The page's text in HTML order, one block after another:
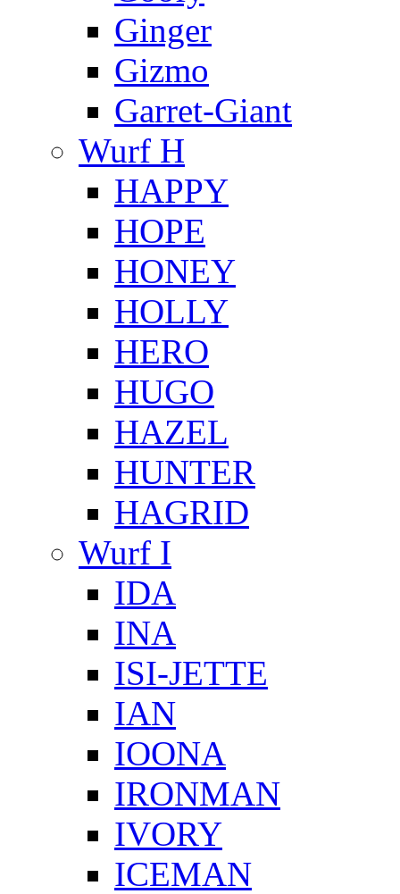
Ginger
Gizmo
Garret-Giant
Wurf H
HAPPY
HOPE
HONEY
HOLLY
HERO
HUGO
HAZEL
HUNTER
HAGRID
Wurf I
IDA
INA
ISI-JETTE
IAN
IOONA
IRONMAN
IVORY
ICEMAN